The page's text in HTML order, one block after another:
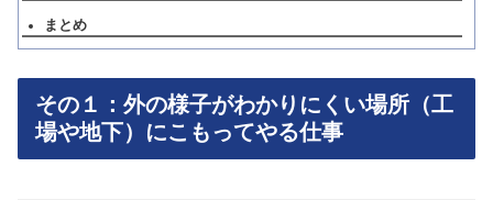
まとめ
その１：外の様子がわかりにくい場所（工
場や地下）にこもってやる仕事